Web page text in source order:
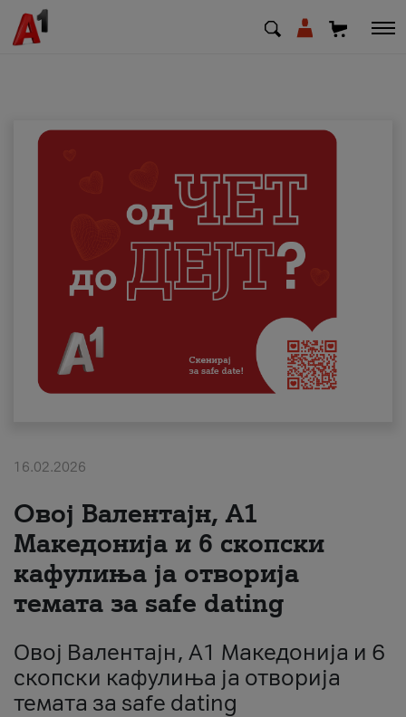
Деловни
Поддршка
Надополни кредит
Плати сметка
#ПодобарОнлајн
16.02.2026
Овој Валентајн, A1
Македонија и 6 скопски
кафулиња ја отворија
темата за safe dating
Овој Валентајн, A1 Македонија и 6
скопски кафулиња ја отворија
темата за safe dating